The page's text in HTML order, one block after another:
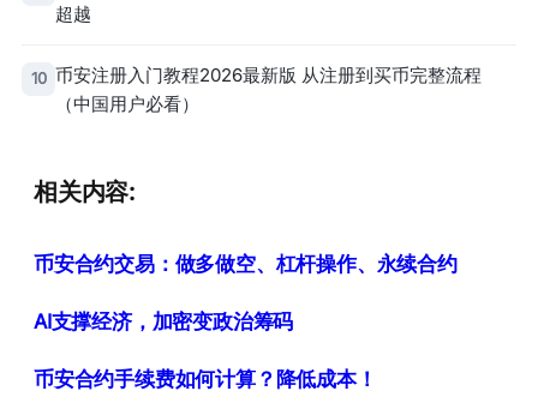
超越
10 币安注册入门教程2026最新版 从注册到买币完整流程
（中国用户必看）
相关内容:
币安合约交易：做多做空、杠杆操作、永续合约
AI支撑经济，加密变政治筹码
币安合约手续费如何计算？降低成本！